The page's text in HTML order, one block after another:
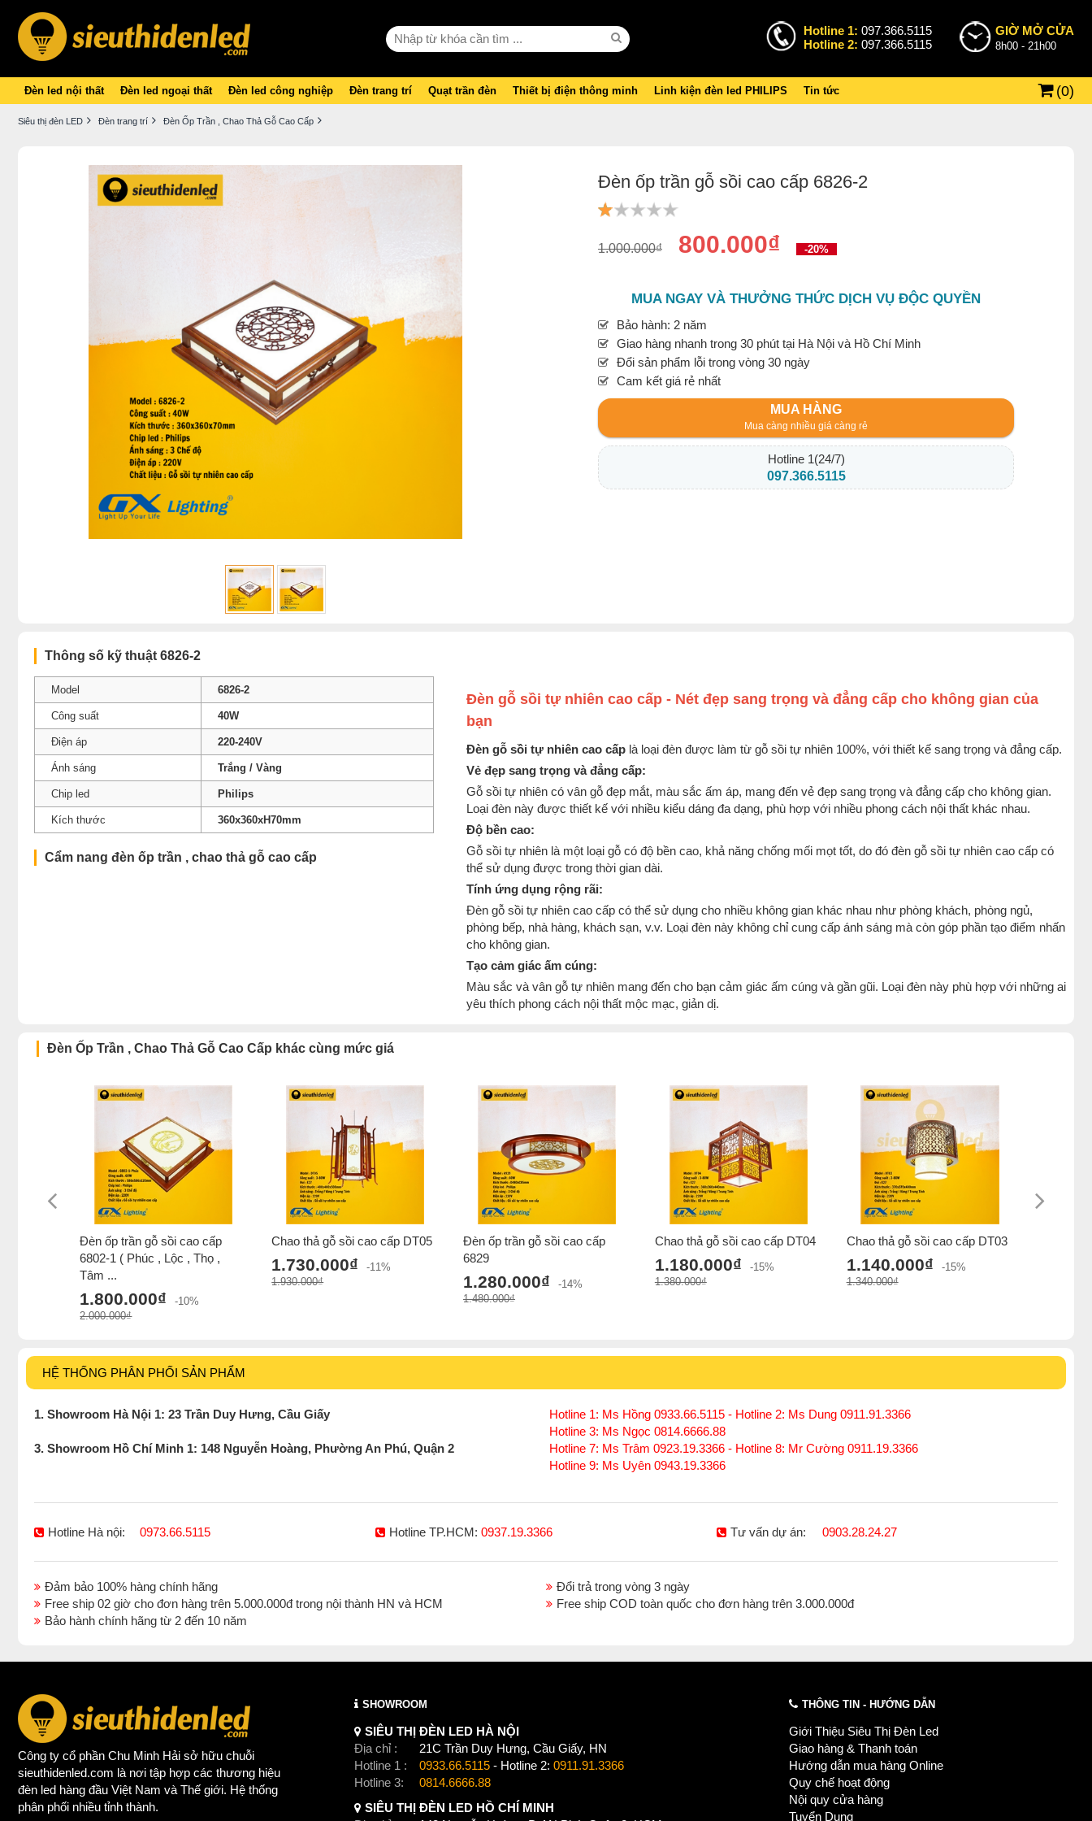
Hotline 1: 097.366.5115
Hotline 2: 097.366.5115
GIỜ MỞ CỬA
8h00 - 21h00
Đèn led nội thất Đèn led ngoại thất Đèn led công nghiệp Đèn trang trí Quạt trần đèn Thiết bị điện thông minh Linh kiện đèn led PHILIPS Tin tức (0)
Siêu thị đèn LED Đèn trang trí Đèn Ốp Trần , Chao Thả Gỗ Cao Cấp
Đèn ốp trần gỗ sồi cao cấp 6826-2
1.000.000₫ 800.000₫ -20%
MUA NGAY VÀ THƯỞNG THỨC DỊCH VỤ ĐỘC QUYỀN
Bảo hành: 2 năm
Giao hàng nhanh trong 30 phút tại Hà Nội và Hồ Chí Minh
Đổi sản phẩm lỗi trong vòng 30 ngày
Cam kết giá rẻ nhất
MUA HÀNG
Mua càng nhiều giá càng rẻ
Hotline 1(24/7)
097.366.5115
Thông số kỹ thuật 6826-2
Model 6826-2
Công suất 40W
Điện áp 220-240V
Ánh sáng Trắng / Vàng
Chip led Philips
Kích thước 360x360xH70mm
Cẩm nang đèn ốp trần , chao thả gỗ cao cấp
Đèn gỗ sồi tự nhiên cao cấp - Nét đẹp sang trọng và đẳng cấp cho không gian của
bạn
Đèn gỗ sồi tự nhiên cao cấp là loại đèn được làm từ gỗ sồi tự nhiên 100%, với thiết kế sang trọng và đẳng cấp.
Vẻ đẹp sang trọng và đẳng cấp:
Gỗ sồi tự nhiên có vân gỗ đẹp mắt, màu sắc ấm áp, mang đến vẻ đẹp sang trọng và đẳng cấp cho không gian.
Loại đèn này được thiết kế với nhiều kiểu dáng đa dạng, phù hợp với nhiều phong cách nội thất khác nhau.
Độ bền cao:
Gỗ sồi tự nhiên là một loại gỗ có độ bền cao, khả năng chống mối mọt tốt, do đó đèn gỗ sồi tự nhiên cao cấp có
thể sử dụng được trong thời gian dài.
Tính ứng dụng rộng rãi:
Đèn gỗ sồi tự nhiên cao cấp có thể sử dụng cho nhiều không gian khác nhau như phòng khách, phòng ngủ,
phòng bếp, nhà hàng, khách sạn, v.v. Loại đèn này không chỉ cung cấp ánh sáng mà còn góp phần tạo điểm nhấn
cho không gian.
Tạo cảm giác ấm cúng:
Màu sắc và vân gỗ tự nhiên mang đến cho bạn cảm giác ấm cúng và gần gũi. Loại đèn này phù hợp với những ai
yêu thích phong cách nội thất mộc mạc, giản dị.
Đèn Ốp Trần , Chao Thả Gỗ Cao Cấp khác cùng mức giá
Đèn ốp trần gỗ sồi cao cấp
6802-1 ( Phúc , Lộc , Thọ ,
Tâm ...
1.800.000₫
-10%
2.000.000₫
Chao thả gỗ sồi cao cấp DT05
1.730.000₫
-11%
1.930.000₫
Đèn ốp trần gỗ sồi cao cấp
6829
1.280.000₫
-14%
1.480.000₫
Chao thả gỗ sồi cao cấp DT04
1.180.000₫
-15%
1.380.000₫
Chao thả gỗ sồi cao cấp DT03
1.140.000₫
-15%
1.340.000₫
HỆ THỐNG PHÂN PHỐI SẢN PHẨM
1. Showroom Hà Nội 1: 23 Trần Duy Hưng, Cầu Giấy
Hotline 1: Ms Hồng 0933.66.5115 - Hotline 2: Ms Dung 0911.91.3366
Hotline 3: Ms Ngọc 0814.6666.88
3. Showroom Hồ Chí Minh 1: 148 Nguyễn Hoàng, Phường An Phú, Quận 2
Hotline 7: Ms Trâm 0923.19.3366 - Hotline 8: Mr Cường 0911.19.3366
Hotline 9: Ms Uyên 0943.19.3366
Hotline Hà nội: 0973.66.5115 Hotline TP.HCM: 0937.19.3366 Tư vấn dự án: 0903.28.24.27
Đảm bảo 100% hàng chính hãng
Đổi trả trong vòng 3 ngày
Free ship 02 giờ cho đơn hàng trên 5.000.000đ trong nội thành HN và HCM
Free ship COD toàn quốc cho đơn hàng trên 3.000.000đ
Bảo hành chính hãng từ 2 đến 10 năm
Công ty cổ phần Chu Minh Hải sở hữu chuỗi
sieuthidenled.com là nơi tập hợp các thương hiệu
đèn led hàng đầu Việt Nam và Thế giới. Hệ thống
phân phối nhiều tỉnh thành.
SHOWROOM
SIÊU THỊ ĐÈN LED HÀ NỘI
Địa chỉ :
21C Trần Duy Hưng, Cầu Giấy, HN
Hotline 1 :
0933.66.5115 - Hotline 2: 0911.91.3366
Hotline 3:
0814.6666.88
SIÊU THỊ ĐÈN LED HỒ CHÍ MINH
THÔNG TIN - HƯỚNG DẪN
Giới Thiệu Siêu Thị Đèn Led
Giao hàng & Thanh toán
Hướng dẫn mua hàng Online
Quy chế hoạt động
Nội quy cửa hàng
Tuyển Dụng